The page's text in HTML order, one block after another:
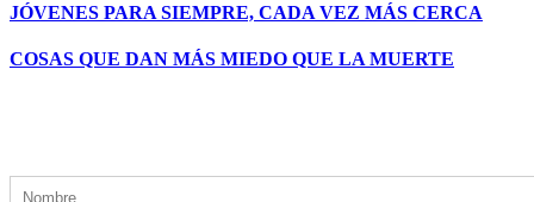
JÓVENES PARA SIEMPRE, CADA VEZ MÁS CERCA
COSAS QUE DAN MÁS MIEDO QUE LA MUERTE